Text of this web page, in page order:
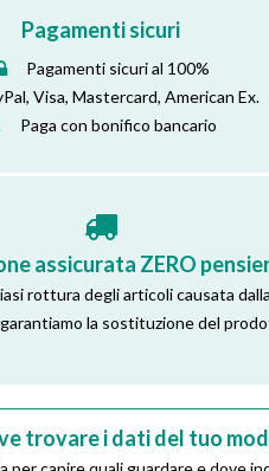
Pagamenti sicuri
Pagamenti sicuri al 100%
Visa, Mastercard, American Ex.
Paga con bonifico bancario
assicurata ZERO
rottura degli articoli causata dalla
la sostituzione del
trovare i dati del tuo